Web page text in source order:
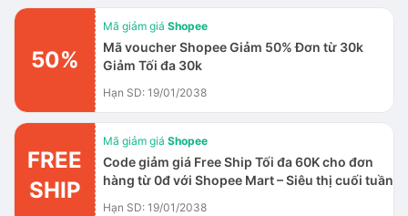
50%
Mã giảm giá Shopee
Mã voucher Shopee Giảm 50% Đơn từ 30k
Giảm Tối đa 30k
Hạn SD: 19/01/2038
FREE
SHIP
Mã giảm giá Shopee
Code giảm giá Free Ship Tối đa 60K cho đơn
hàng từ 0đ với Shopee Mart – Siêu thị cuối tuần
Hạn SD: 19/01/2038